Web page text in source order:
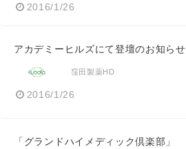
2016/1/26
アカデミーヒルズにて登壇のお知らせ
窪田製薬HD
2016/1/26
「グランドハイメディック倶楽部」